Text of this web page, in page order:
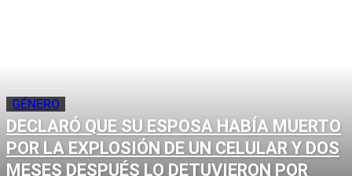
GÉNERO
DECLARÓ QUE SU ESPOSA HABÍA MUERTO
POR LA EXPLOSIÓN DE UN CELULAR Y DOS
MESES DESPUÉS LO DETUVIERON POR